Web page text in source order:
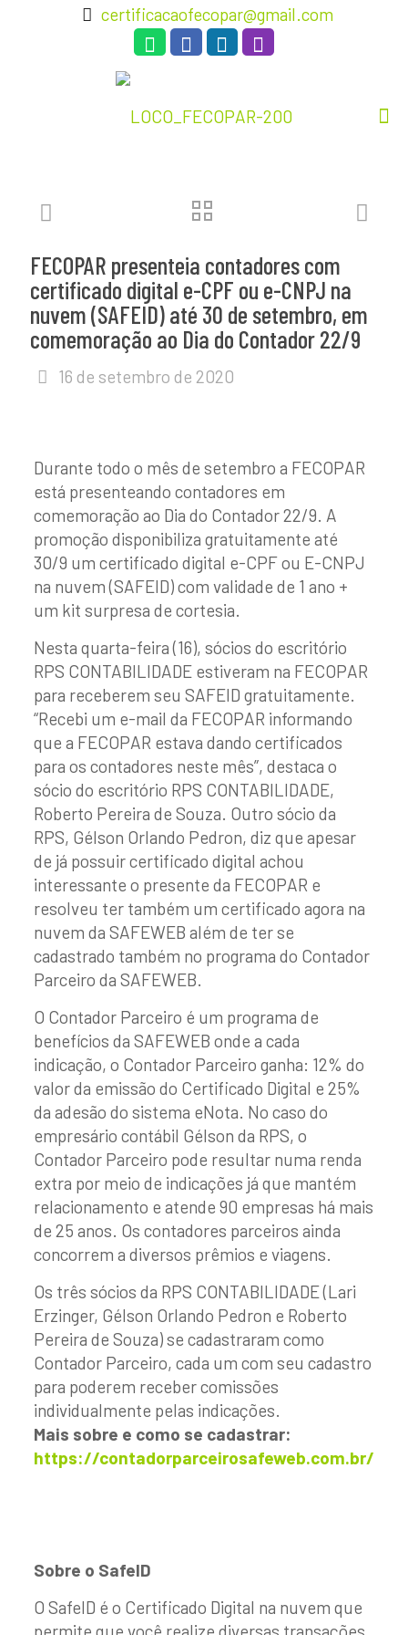
certificacaofecopar@gmail.com
FECOPAR presenteia contadores com
certificado digital e-CPF ou e-CNPJ na
nuvem (SAFEID) até 30 de setembro, em
comemoração ao Dia do Contador 22/9
16 de setembro de 2020
Durante todo o mês de setembro a FECOPAR
está presenteando contadores em
comemoração ao Dia do Contador 22/9. A
promoção disponibiliza gratuitamente até
30/9 um certificado digital e-CPF ou E-CNPJ
na nuvem (SAFEID) com validade de 1 ano +
um kit surpresa de cortesia.
Nesta quarta-feira (16), sócios do escritório
RPS CONTABILIDADE estiveram na FECOPAR
para receberem seu SAFEID gratuitamente.
“Recebi um e-mail da FECOPAR informando
que a FECOPAR estava dando certificados
para os contadores neste mês”, destaca o
sócio do escritório RPS CONTABILIDADE,
Roberto Pereira de Souza. Outro sócio da
RPS, Gélson Orlando Pedron, diz que apesar
de já possuir certificado digital achou
interessante o presente da FECOPAR e
resolveu ter também um certificado agora na
nuvem da SAFEWEB além de ter se
cadastrado também no programa do Contador
Parceiro da SAFEWEB.
O Contador Parceiro é um programa de
benefícios da SAFEWEB onde a cada
indicação, o Contador Parceiro ganha: 12% do
valor da emissão do Certificado Digital e 25%
da adesão do sistema eNota. No caso do
empresário contábil Gélson da RPS, o
Contador Parceiro pode resultar numa renda
extra por meio de indicações já que mantém
relacionamento e atende 90 empresas há mais
de 25 anos. Os contadores parceiros ainda
concorrem a diversos prêmios e viagens.
Os três sócios da RPS CONTABILIDADE (Lari
Erzinger, Gélson Orlando Pedron e Roberto
Pereira de Souza) se cadastraram como
Contador Parceiro, cada um com seu cadastro
para poderem receber comissões
individualmente pelas indicações.
Mais sobre e como se cadastrar:
https://contadorparceirosafeweb.com.br/
Sobre o SafeID
O SafeID é o Certificado Digital na nuvem que